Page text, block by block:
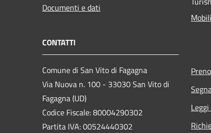
Documenti e dati
CONTATTI
Comune di San Vito di Fagagna
Via Nuova n. 100 - 33030 San Vito di
Fagagna (UD)
Codice Fiscale: 80004290302
Partita IVA: 00524440302